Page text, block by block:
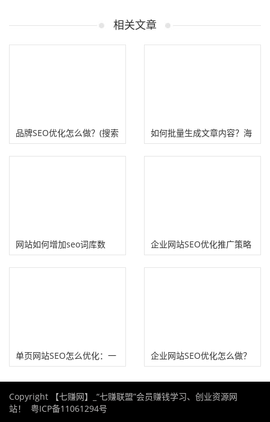
相关文章
品牌SEO优化怎么做？(搜索
引擎品牌公关公司方案）
如何批量生成文章内容？海
量生成SEO站群原创内容
网站如何增加seo词库数
量？取决于“量”！
企业网站SEO优化推广策略
（18个企业站SEO排名技
单页网站SEO怎么优化：一
技巧
企业网站SEO优化怎么做？
Copyright 【七赚网】_“七赚联盟”会员赚钱学习、创业资源网
站！ 粤ICP备11061294号